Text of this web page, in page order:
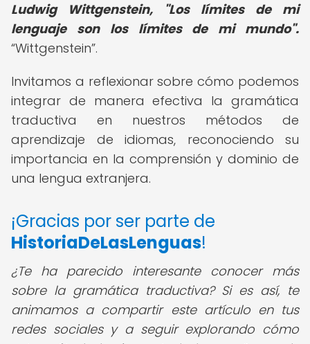
Ludwig Wittgenstein, "Los límites de mi
lenguaje son los límites de mi mundo".
Wittgenstein .
Invitamos a reflexionar sobre cómo podemos
integrar de manera efectiva la gramática
traductiva en nuestros métodos de
aprendizaje de idiomas, reconociendo su
importancia en la comprensión y dominio de
una lengua extranjera.
¡Gracias por ser parte de
HistoriaDeLasLenguas!
¿Te ha parecido interesante conocer más
sobre la gramática traductiva? Si es así, te
animamos a compartir este artículo en tus
redes sociales y a seguir explorando cómo